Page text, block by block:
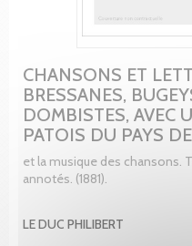
CHANSONS ET
BRESSANES,
DOMBISTES, AVEC
PATOIS DU PAYS
et la musique des chansons.
annotés. (1881).
LE DUC PHILIBERT